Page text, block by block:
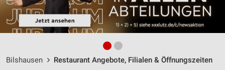
Bilshausen Restaurant Angebote, Filialen & Öffnungszeiten